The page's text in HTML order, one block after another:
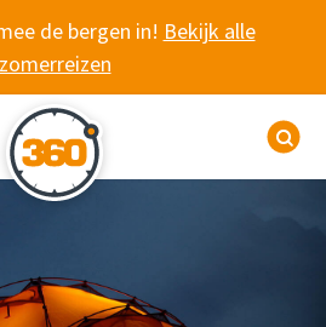
de bergen in! Bekijk alle
zomerreizen
navigatie